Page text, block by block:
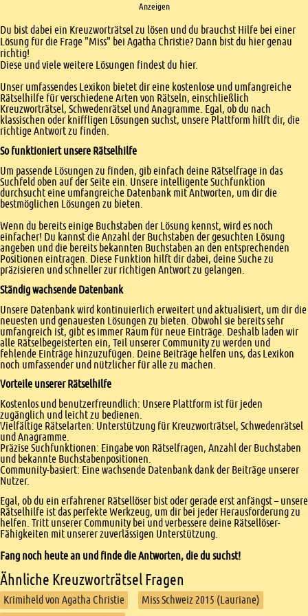
Anzeigen
Einleitung
Du bist dabei ein Kreuzworträtsel zu lösen und du brauchst Hilfe bei einer
Lösung für die Frage "Miss" bei Agatha Christie? Dann bist du hier genau
richtig!
Diese und viele weitere Lösungen findest du hier.
Unser umfassendes Lexikon bietet dir eine kostenlose und umfangreiche
Rätselhilfe für verschiedene Arten von Rätseln, einschließlich
Kreuzworträtsel, Schwedenrätsel und Anagramme. Egal, ob du nach
klassischen oder kniffligen Lösungen suchst, unsere Plattform hilft dir, die
richtige Antwort zu finden.
So funktioniert unsere Rätselhilfe
Um passende Lösungen zu finden, gib einfach deine Rätselfrage in das
Suchfeld oben auf der Seite ein. Unsere intelligente Suchfunktion
durchsucht eine umfangreiche Datenbank mit Antworten, um dir die
bestmöglichen Lösungen zu bieten.
Wenn du bereits einige Buchstaben der Lösung kennst, wird es noch
einfacher! Du kannst die Anzahl der Buchstaben der gesuchten Lösung
angeben und die bereits bekannten Buchstaben an den entsprechenden
Positionen eintragen. Diese Funktion hilft dir dabei, deine Suche zu
präzisieren und schneller zur richtigen Antwort zu gelangen.
Ständig wachsende Datenbank
Unsere Datenbank wird kontinuierlich erweitert und aktualisiert, um dir die
neuesten und genauesten Lösungen zu bieten. Obwohl sie bereits sehr
umfangreich ist, gibt es immer Raum für neue Einträge. Deshalb laden wir
alle Rätselbegeisterten ein, Teil unserer Community zu werden und
fehlende Einträge hinzuzufügen. Deine Beiträge helfen uns, das Lexikon
noch umfassender und nützlicher für alle zu machen.
Vorteile unserer Rätselhilfe
Kostenlos und benutzerfreundlich: Unsere Plattform ist für jeden
zugänglich und leicht zu bedienen.
Vielfältige Rätselarten: Unterstützung für Kreuzworträtsel, Schwedenrätsel
und Anagramme.
Präzise Suchfunktionen: Eingabe von Rätselfragen, Anzahl der Buchstaben
und bekannte Buchstabenpositionen.
Community-basiert: Eine wachsende Datenbank dank der Beiträge unserer
Nutzer.
Egal, ob du ein erfahrener Rätsellöser bist oder gerade erst anfängst – unsere
Rätselhilfe ist das perfekte Werkzeug, um dir bei jeder Herausforderung zu
helfen. Tritt unserer Community bei und verbessere deine Rätsellöser-
Fähigkeiten mit unserer zuverlässigen Unterstützung.
Fang noch heute an und finde die Antworten, die du suchst!
Ähnliche Kreuzworträtsel Fragen
Krimiheld von Agatha Christie
Miss Schweiz 2015 (Lauriane)